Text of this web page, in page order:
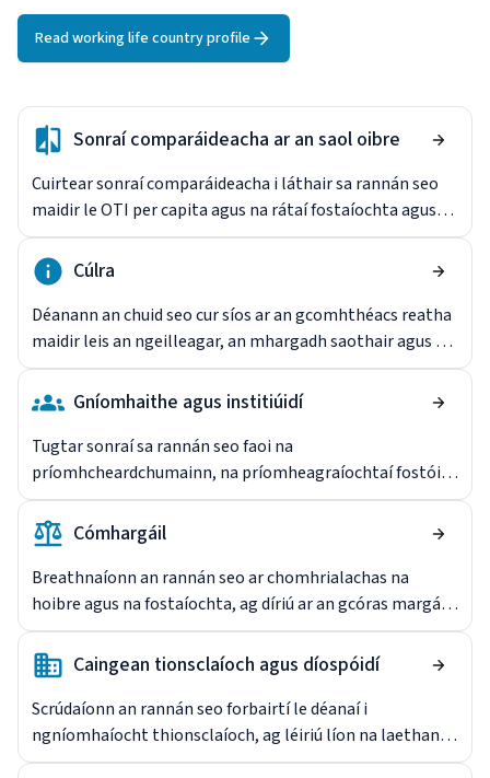
Read working life country profile
Sonraí comparáideacha ar an saol oibre
Cuirtear sonraí comparáideacha i láthair sa rannán seo
maidir le OTI per capita agus na rátaí fostaíochta agus
dífhostaíochta d'fhir, do mhná agus do dhaoine óga sa tír
seo agus san AE27.
Cúlra
Déanann an chuid seo cur síos ar an gcomhthéacs reatha
maidir leis an ngeilleagar, an mhargadh saothair agus an
tírdhreach caidrimh thionsclaíoch. Tugtar achoimre ann
ar fhorbairtí le blianta beaga anuas, lena n-áirítear
reachtaíocht nua agus leasaithe, athruithe ar struchtúir
thionsclaíocha agus treochtaí sa chaidreamh saothair.
Gníomhaithe agus institiúidí
Tugtar sonraí sa rannán seo faoi na
príomhcheardchumainn, na príomheagraíochtaí fostóirí
agus na príomhinstitiúidí poiblí a bhfuil baint acu le
caidreamh tionsclaíoch a mhúnlú agus a rialú. Tugann sé
aghaidh ar ionadaíocht ar thaobh an fhostaithe agus an
fhostóra araon agus pléann sé na príomhchomhlachtaí
déthaobhacha agus tríthaobhacha a bhfuil baint acu le
caidreamh saothair.
Cómhargáil
Breathnaíonn an rannán seo ar chomhrialachas na
hoibre agus na fostaíochta, ag díriú ar an gcóras margála
agus ar na leibhéil ar a n-oibríonn sé, ar chéatadán na n-
oibrithe atá clúdaithe ag margáil pá, sásraí síneadh agus
maolaithe, agus gnéithe eile den saol oibre a dtugtar
aghaidh orthu i gcomhaontuithe comhchoiteanna.
Caingean tionsclaíoch agus díospóidí
Scrúdaíonn an rannán seo forbairtí le déanaí i
ngníomhaíocht thionsclaíoch, ag léiriú líon na laethanta
oibre a cailleadh de bharr stailceanna. Pléann sé na